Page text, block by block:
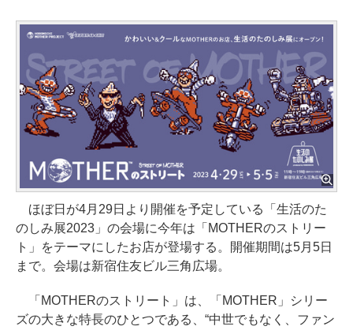
ほぼ日が4月29日より開催を予定している「生活のた
のしみ展2023」の会場に今年は「MOTHERのストリー
ト」をテーマにしたお店が登場する。開催期間は5月5日
まで。会場は新宿住友ビル三角広場。
「MOTHERのストリート」は、「MOTHER」シリー
ズの大きな特長のひとつである、“中世でもなく、ファン